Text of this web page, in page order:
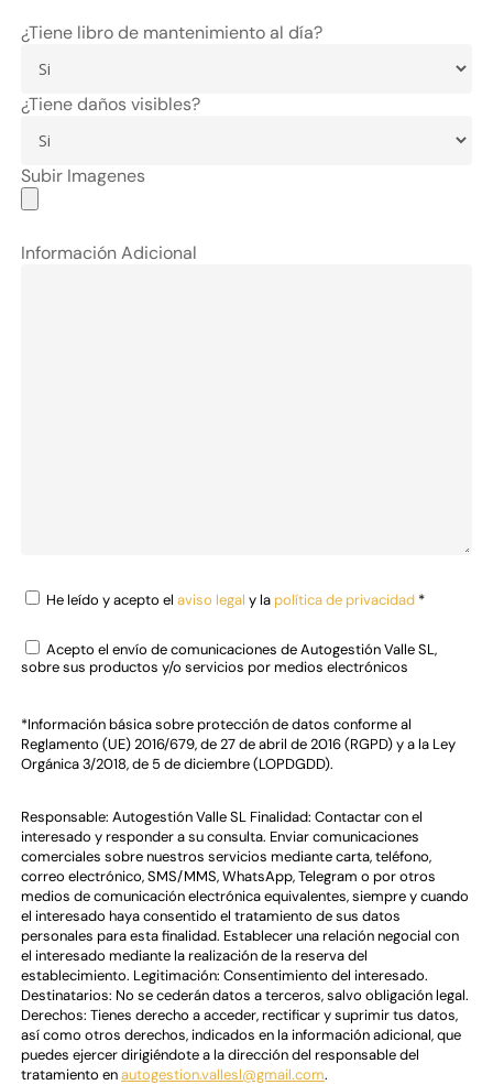
¿Tiene libro de mantenimiento al día?
¿Tiene daños visibles?
Subir Imagenes
Información Adicional
He leído y acepto el aviso legal y la política de privacidad *
Acepto el envío de comunicaciones de Autogestión Valle SL,
sobre sus productos y/o servicios por medios electrónicos
*Información básica sobre protección de datos conforme al
Reglamento (UE) 2016/679, de 27 de abril de 2016 (RGPD) y a la Ley
Orgánica 3/2018, de 5 de diciembre (LOPDGDD).
Responsable: Autogestión Valle SL Finalidad: Contactar con el
interesado y responder a su consulta. Enviar comunicaciones
comerciales sobre nuestros servicios mediante carta, teléfono,
correo electrónico, SMS/MMS, WhatsApp, Telegram o por otros
medios de comunicación electrónica equivalentes, siempre y cuando
el interesado haya consentido el tratamiento de sus datos
personales para esta finalidad. Establecer una relación negocial con
el interesado mediante la realización de la reserva del
establecimiento. Legitimación: Consentimiento del interesado.
Destinatarios: No se cederán datos a terceros, salvo obligación legal.
Derechos: Tienes derecho a acceder, rectificar y suprimir tus datos,
así como otros derechos, indicados en la información adicional, que
puedes ejercer dirigiéndote a la dirección del responsable del
tratamiento enautogestion.vallesl@gmail.com.